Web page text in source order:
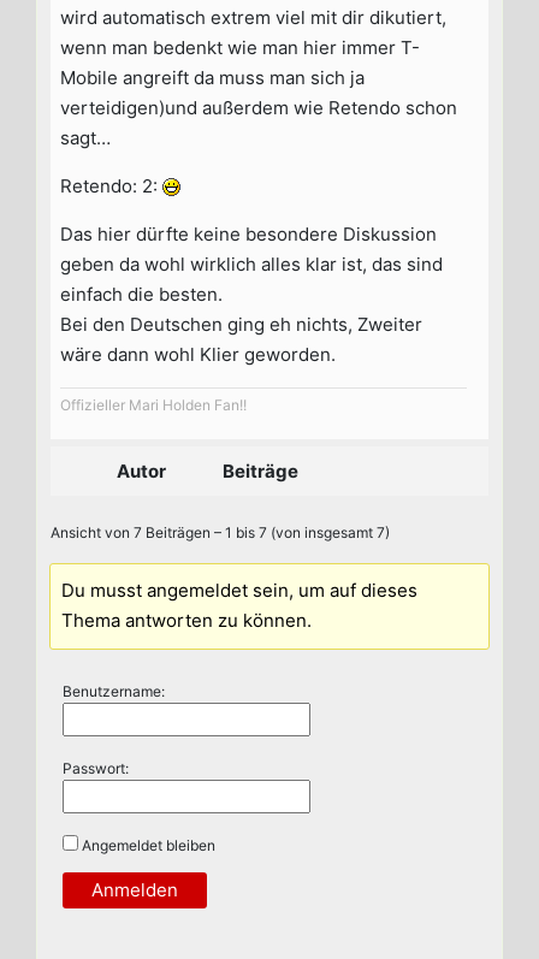
wird automatisch extrem viel mit dir dikutiert,
wenn man bedenkt wie man hier immer T-
Mobile angreift da muss man sich ja
verteidigen)und außerdem wie Retendo schon
sagt…
Retendo: 2:
Das hier dürfte keine besondere Diskussion
geben da wohl wirklich alles klar ist, das sind
einfach die besten.
Bei den Deutschen ging eh nichts, Zweiter
wäre dann wohl Klier geworden.
Offizieller Mari Holden Fan!!
Autor Beiträge
Ansicht von 7 Beiträgen – 1 bis 7 (von insgesamt 7)
Du musst angemeldet sein, um auf dieses
Thema antworten zu können.
Benutzername:
Passwort:
Angemeldet bleiben
Anmelden